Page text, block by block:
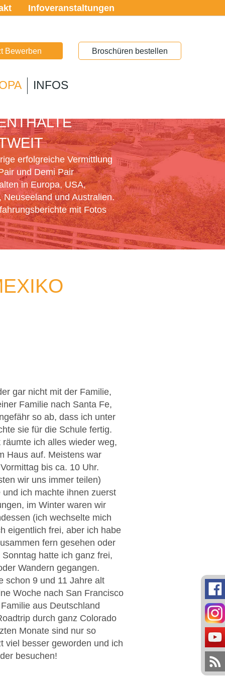
Infoveranstaltungen
Bewerben Broschüren bestellen
INFOS
erfolgreiche Vermittlung
und Demi Pair
in Europa, USA,
Neuseeland und Australien.
mit Fotos
gar nicht mit der Familie,
Familie nach Santa Fe,
so ab, dass ich unter
sie für die Schule fertig.
ich alles wieder weg,
Haus auf. Meistens war
bis ca. 10 Uhr.
wir uns immer teilen)
ich machte ihnen zuerst
im Winter waren wir
(ich wechselte mich
eigentlich frei, aber ich habe
fern gesehen oder
hatte ich ganz frei,
Wandern gegangen.
schon 9 und 11 Jahre alt
Woche nach San Francisco
aus Deutschland
durch ganz Colorado
Monate sind nur so
viel besser geworden und ich
besuchen!